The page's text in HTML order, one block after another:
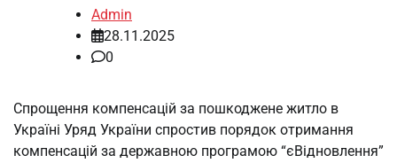
Admin
28.11.2025
0
Спрощення компенсацій за пошкоджене житло в
Україні Уряд України спростив порядок отримання
компенсацій за державною програмою “єВідновлення”